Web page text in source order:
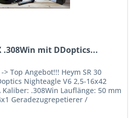
.308Win mit DDoptics...
Top Angebot!!! Heym SR 30
Nighteagle V6 2,5-16x42
Kaliber: .308Win Lauflänge: 50 mm
Geradezugrepetierer /